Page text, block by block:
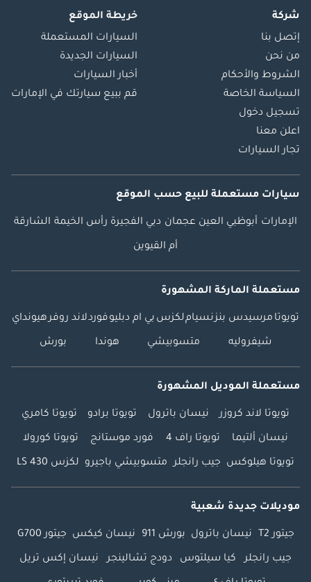
شركة
إتصل بنا
من نحن
الشروط والأحكام
السياسة الخاصة
تسجيل دخول
اعلن معنا
تجار السيارات
خريطة الموقع
السيارات المستعملة
السيارات الجديدة
أخبار السيارات
قم ببيع سيارتك في الإمارات
سيارات مستعملة للبيع حسب الموقع
الإمارات أبوظبي العين عجمان دبي الفجيرة رأس الخيمة الشارقة
أم القيوين
مستعملة الماركة المشهورة
تويوتا مرسيدس بنزنسياملكزس بي ام دبليوفوردلاند روفرهيونداي
شيفروليه متسوبيشي هوندا بورش
مستعملة الموديل المشهورة
تويوتا لاند كروزر نيسان باترول تويوتا برادو تويوتا كامري
نيسان ألتيما تويوتا راف 4 فورد موستانج تويوتا كورولا
تويوتا هيلوكس جيب رانجلر متسوبيشي باجيرو لكزس LS 430
موديلات جديدة شعبية
جيتور T2 نيسان باترول بورش 911 نيسان كيكس جيتور G700
جيب رانجلر كيا سيلتوس دودج تشالينجر نيسان إكس تريل